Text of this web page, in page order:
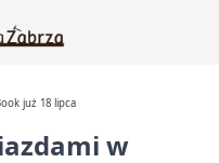
już 18 lipca
w